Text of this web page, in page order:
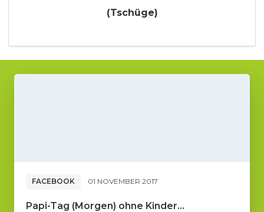
(Tschüge)
FACEBOOK 01 NOVEMBER 2017
Papi-Tag (Morgen) ohne Kinder...